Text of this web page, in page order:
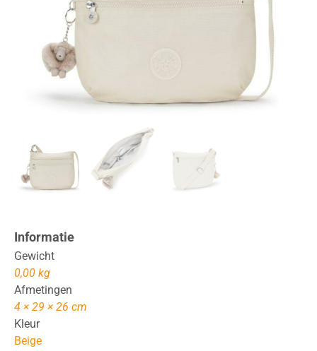
Informatie
Gewicht
0,00 kg
Afmetingen
4 × 29 × 26 cm
Kleur
Beige